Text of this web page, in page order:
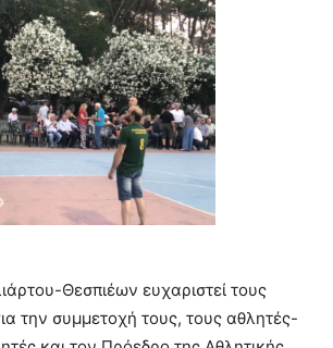
Θεσπιέων ευχαριστεί τους
την συμμετοχή τους, τους αθλητές-